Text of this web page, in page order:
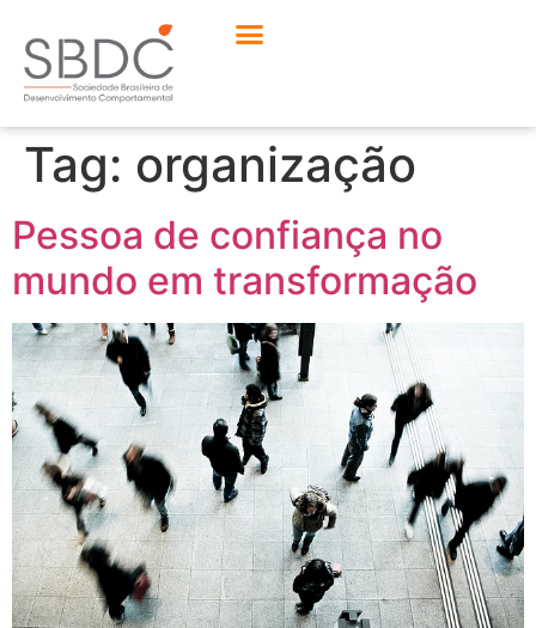
Tag: organização
Pessoa de confiança no
mundo em transformação